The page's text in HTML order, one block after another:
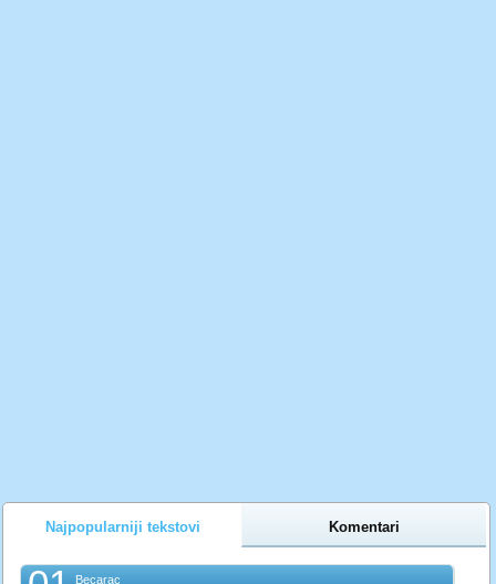
Najpopularniji tekstovi Komentari
Becarac